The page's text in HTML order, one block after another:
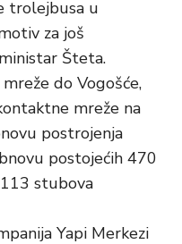
trolejbusa u
za još
Šteta.
do Vogošće,
mreže na
postrojenja
postojećih 470
stubova
Yapi Merkezi